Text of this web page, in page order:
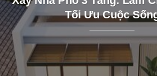
Tối Ưu Cuộc